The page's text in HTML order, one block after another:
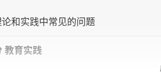
和实践中常见的问题
教育实践